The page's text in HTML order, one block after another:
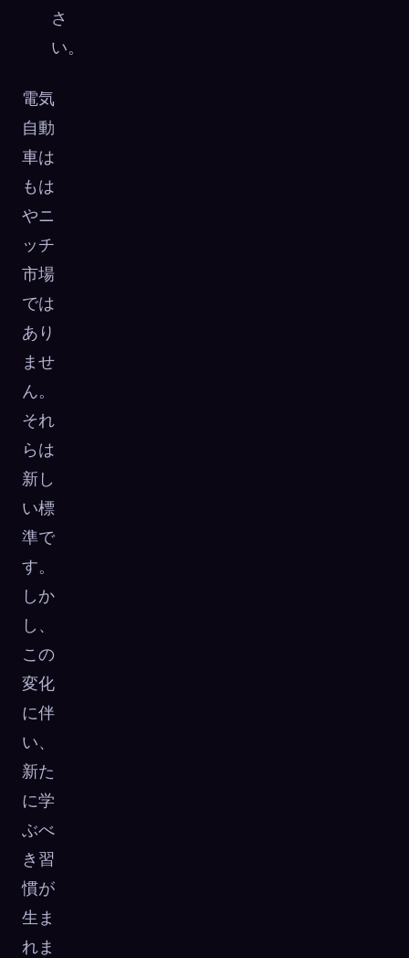
さ
い。
電気
自動
車は
もは
やニ
ッチ
市場
では
あり
ませ
ん。
それ
らは
新し
い標
準で
す。
しか
し、
この
変化
に伴
い、
新た
に学
ぶべ
き習
慣が
生ま
れま